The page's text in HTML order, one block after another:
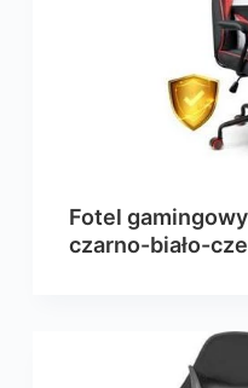
Fotel
czarno-biało-